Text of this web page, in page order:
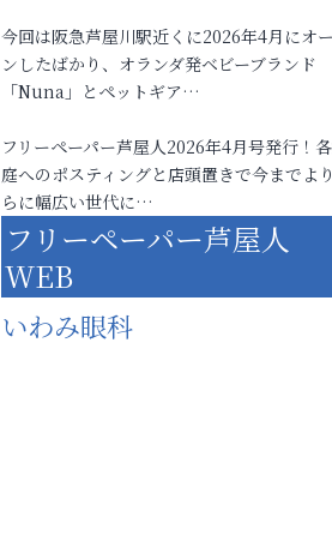
今回は阪急芦屋川駅近くに2026年4月にオ
ンしたばかり、オランダ発ベビーブランド
「Nuna」とペットギア…
フリーペーパー芦屋人2026年4月号発行！
庭へのポスティングと店頭置きで今までよ
らに幅広い世代に…
フリーペーパー芦屋人
WEB
いわみ眼科